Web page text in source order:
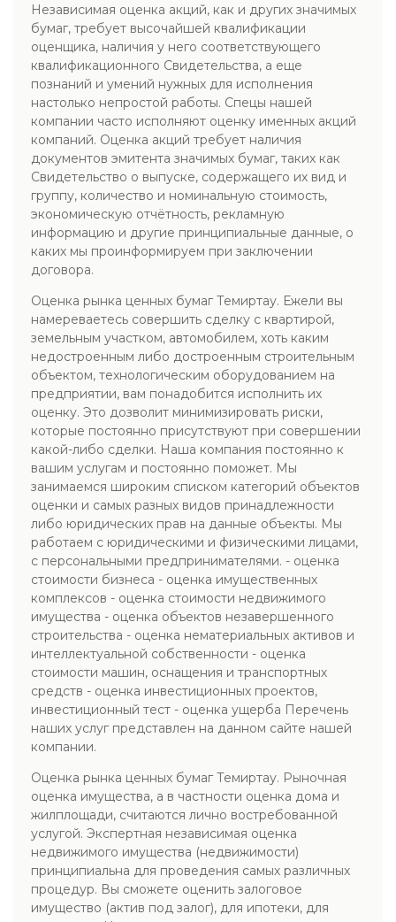
Независимая оценка акций, как и других значимых
бумаг, требует высочайшей квалификации
оценщика, наличия у него соответствующего
квалификационного Свидетельства, а еще
познаний и умений нужных для исполнения
настолько непростой работы. Спецы нашей
компании часто исполняют оценку именных акций
компаний. Оценка акций требует наличия
документов эмитента значимых бумаг, таких как
Свидетельство о выпуске, содержащего их вид и
группу, количество и номинальную стоимость,
экономическую отчётность, рекламную
информацию и другие принципиальные данные, о
каких мы проинформируем при заключении
договора.
Оценка рынка ценных бумаг Темиртау. Ежели вы
намереваетесь совершить сделку с квартирой,
земельным участком, автомобилем, хоть каким
недостроенным либо достроенным строительным
объектом, технологическим оборудованием на
предприятии, вам понадобится исполнить их
оценку. Это дозволит минимизировать риски,
которые постоянно присутствуют при совершении
какой-либо сделки. Наша компания постоянно к
вашим услугам и постоянно поможет. Мы
занимаемся широким списком категорий объектов
оценки и самых разных видов принадлежности
либо юридических прав на данные объекты. Мы
работаем с юридическими и физическими лицами,
с персональными предпринимателями. - оценка
стоимости бизнеса - оценка имущественных
комплексов - оценка стоимости недвижимого
имущества - оценка объектов незавершенного
строительства - оценка нематериальных активов и
интеллектуальной собственности - оценка
стоимости машин, оснащения и транспортных
средств - оценка инвестиционных проектов,
инвестиционный тест - оценка ущерба Перечень
наших услуг представлен на данном сайте нашей
компании.
Оценка рынка ценных бумаг Темиртау. Рыночная
оценка имущества, а в частности оценка дома и
жилплощади, считаются лично востребованной
услугой. Экспертная независимая оценка
недвижимого имущества (недвижимости)
принципиальна для проведения самых различных
процедур. Вы сможете оценить залоговое
имущество (актив под залог), для ипотеки, для